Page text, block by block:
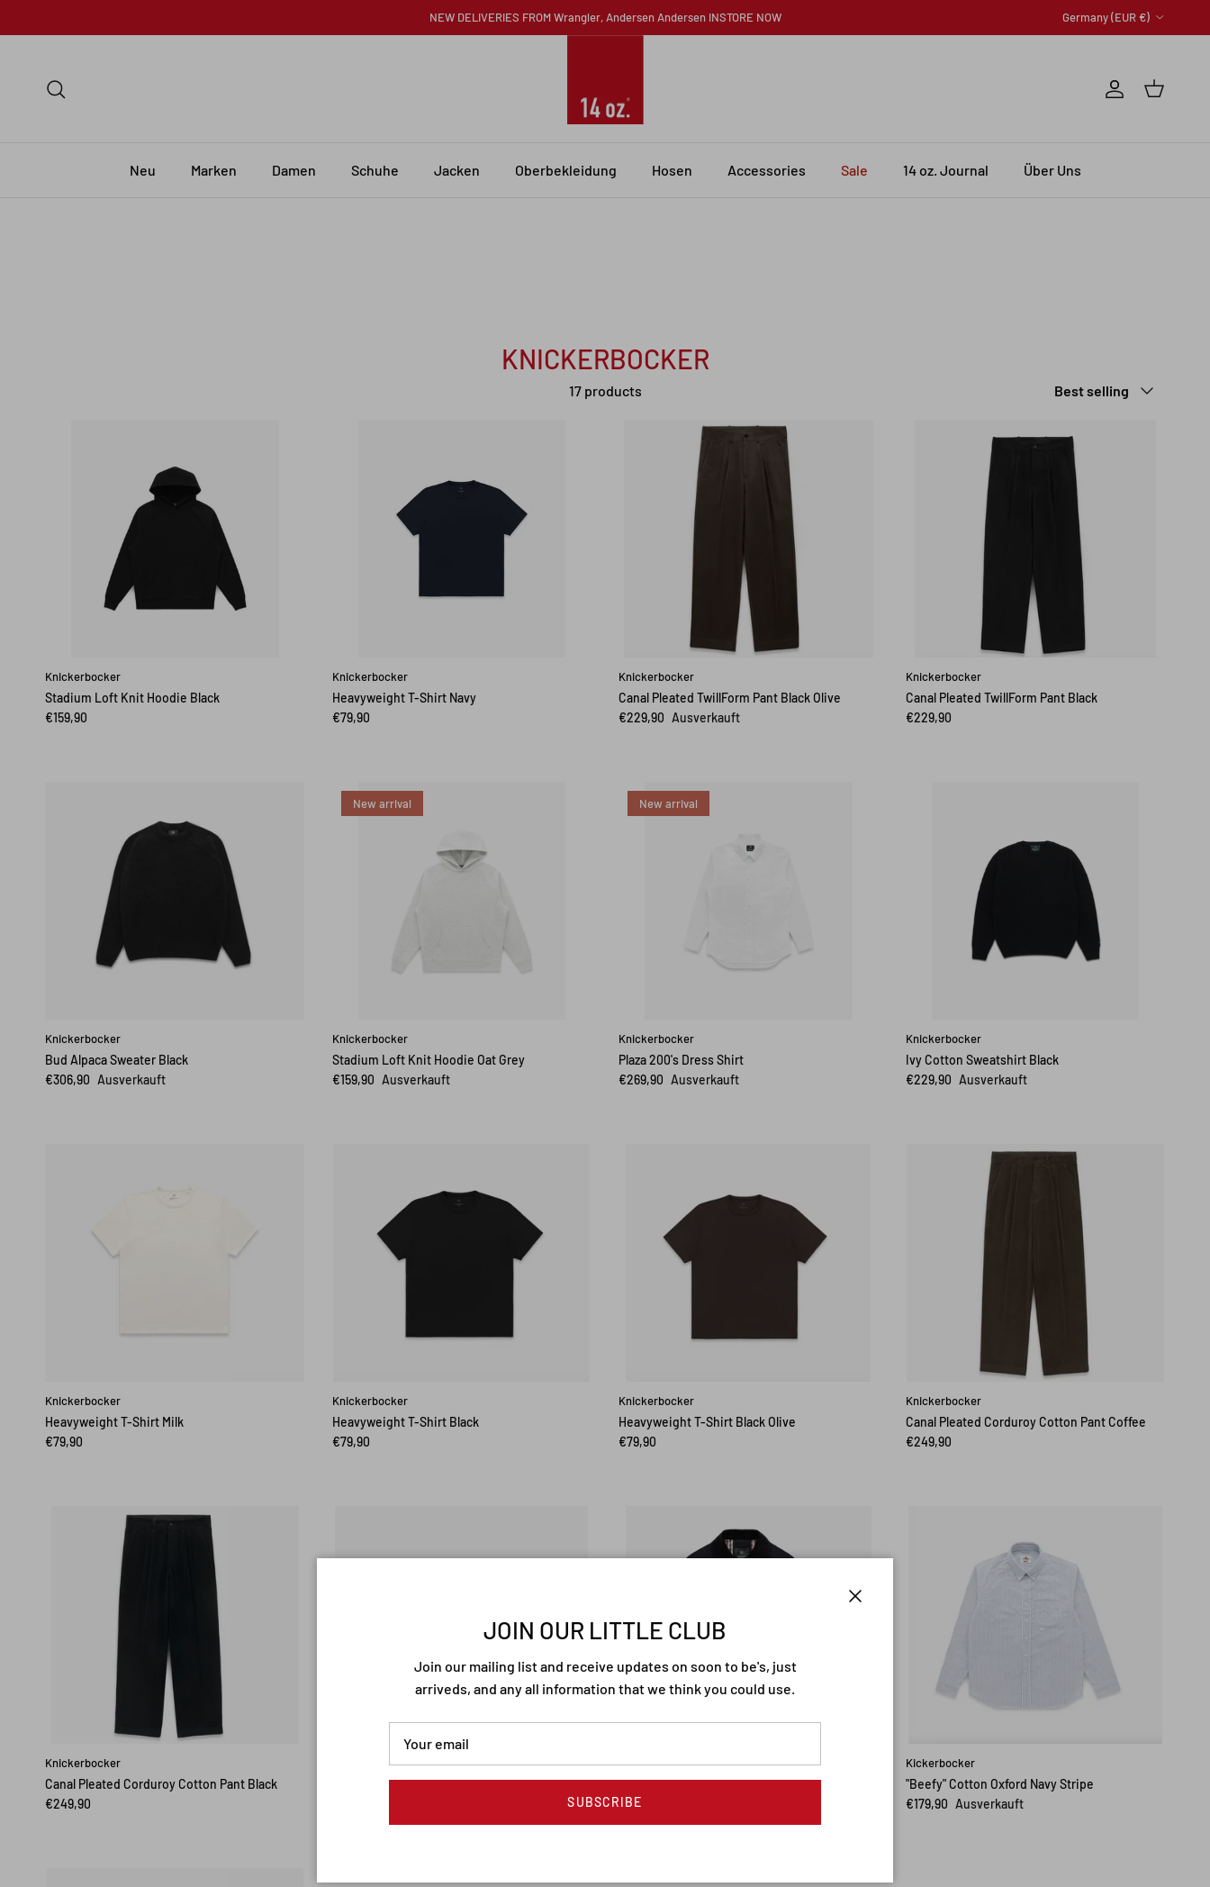
NEW DELIVERIES FROM Wrangler, Andersen Andersen INSTORE NOW
Country/Region
Germany (EUR €)
Account
Cart
Neu Marken Damen Schuhe Jacken Oberbekleidung Hosen Accessories Sale 14 oz. Journal Über Uns
KNICKERBOCKER
17 products Best selling
Knickerbocker
Stadium Loft Knit Hoodie Black
€159,90
Knickerbocker
Heavyweight T-Shirt Navy
€79,90
Knickerbocker
Canal Pleated TwillForm Pant Black Olive
€229,90 Ausverkauft
Knickerbocker
Canal Pleated TwillForm Pant Black
€229,90
Knickerbocker
Bud Alpaca Sweater Black
€306,90 Ausverkauft
New arrival
Knickerbocker
Stadium Loft Knit Hoodie Oat Grey
€159,90 Ausverkauft
New arrival
Knickerbocker
Plaza 200's Dress Shirt
€269,90 Ausverkauft
Knickerbocker
Ivy Cotton Sweatshirt Black
€229,90 Ausverkauft
Knickerbocker
Heavyweight T-Shirt Milk
€79,90
Knickerbocker
Heavyweight T-Shirt Black
€79,90
Knickerbocker
Heavyweight T-Shirt Black Olive
€79,90
Knickerbocker
Canal Pleated Corduroy Cotton Pant Coffee
€249,90
Knickerbocker
Canal Pleated Corduroy Cotton Pant Black
€249,90
Knickerbocker
Bud Alpaca Sweater Fog Grey
Knickerbocker
Bay Waxed Cotton & Nylon Jacket
€499,90
Kickerbocker
"Beefy" Cotton Oxford Navy Stripe
€179,90 Ausverkauft
JOIN OUR LITTLE CLUB
Join our mailing list and receive updates on soon to be's, just
arriveds, and any all information that we think you could use.
SUBSCRIBE